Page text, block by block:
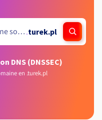
.turek.pl
DNS (DNSSEC)
en .turek.pl